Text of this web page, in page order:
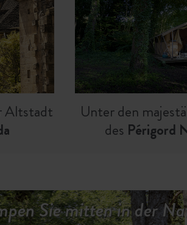
Altstadt
Unter den
des Périgord
Sie mitten in der